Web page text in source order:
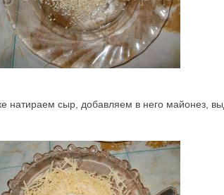
натираем сыр, добавляем в него майонез,